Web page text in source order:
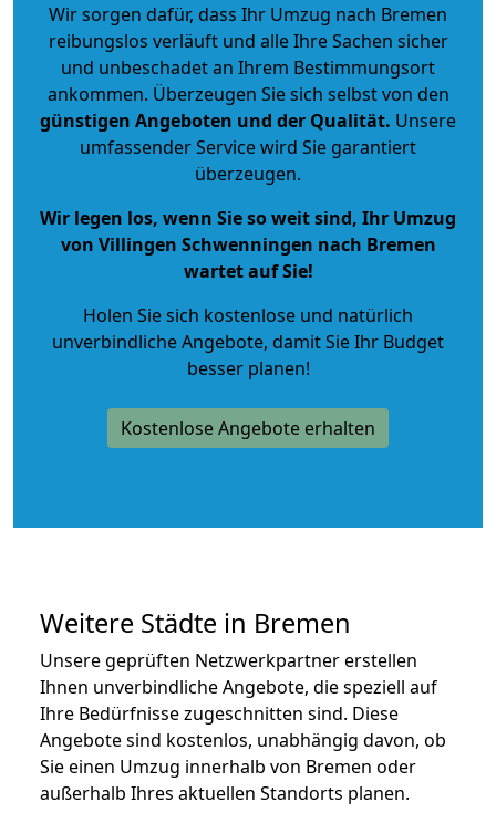
Wir sorgen dafür, dass Ihr Umzug nach Bremen
reibungslos verläuft und alle Ihre Sachen sicher
und unbeschadet an Ihrem Bestimmungsort
ankommen. Überzeugen Sie sich selbst von den
günstigen Angeboten und der Qualität. Unsere
umfassender Service wird Sie garantiert
überzeugen.
Wir legen los, wenn Sie so weit sind, Ihr Umzug
von Villingen Schwenningen nach Bremen
wartet auf Sie!
Holen Sie sich kostenlose und natürlich
unverbindliche Angebote, damit Sie Ihr Budget
besser planen!
Kostenlose Angebote erhalten
Weitere Städte in Bremen
Unsere geprüften Netzwerkpartner erstellen
Ihnen unverbindliche Angebote, die speziell auf
Ihre Bedürfnisse zugeschnitten sind. Diese
Angebote sind kostenlos, unabhängig davon, ob
Sie einen Umzug innerhalb von Bremen oder
außerhalb Ihres aktuellen Standorts planen.